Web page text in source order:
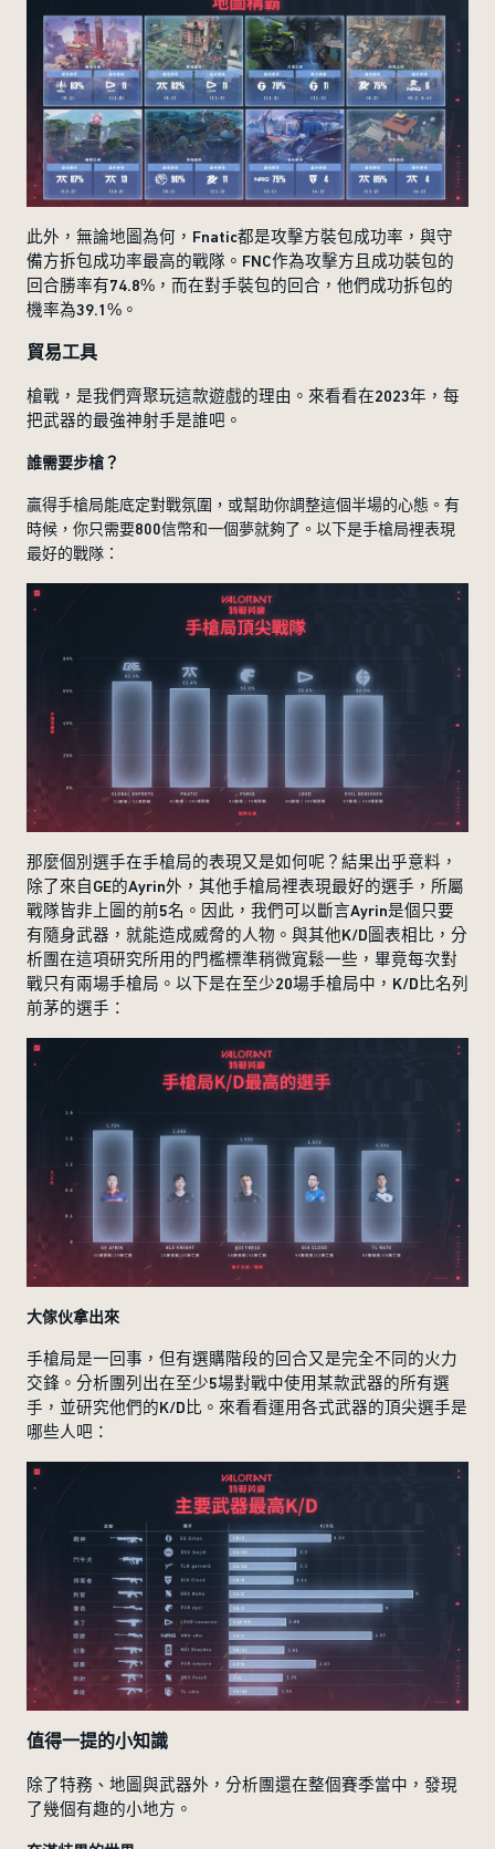
此外，無論地圖為何，Fnatic都是攻擊方裝包成功率，與守
備方拆包成功率最高的戰隊。FNC作為攻擊方且成功裝包的
回合勝率有74.8%，而在對手裝包的回合，他們成功拆包的
機率為39.1%。
貿易工具
槍戰，是我們齊聚玩這款遊戲的理由。來看看在2023年，每
把武器的最強神射手是誰吧。
誰需要步槍？
贏得手槍局能底定對戰氛圍，或幫助你調整這個半場的心態。有
時候，你只需要800信幣和一個夢就夠了。以下是手槍局裡表現
最好的戰隊：
那麼個別選手在手槍局的表現又是如何呢？結果出乎意料，
除了來自GE的Ayrin外，其他手槍局裡表現最好的選手，所屬
戰隊皆非上圖的前5名。因此，我們可以斷言Ayrin是個只要
有隨身武器，就能造成威脅的人物。與其他K/D圖表相比，分
析團在這項研究所用的門檻標準稍微寬鬆一些，畢竟每次對
戰只有兩場手槍局。以下是在至少20場手槍局中，K/D比名列
前茅的選手：
大傢伙拿出來
手槍局是一回事，但有選購階段的回合又是完全不同的火力
交鋒。分析團列出在至少5場對戰中使用某款武器的所有選
手，並研究他們的K/D比。來看看運用各式武器的頂尖選手是
哪些人吧：
值得一提的小知識
除了特務、地圖與武器外，分析團還在整個賽季當中，發現
了幾個有趣的小地方。